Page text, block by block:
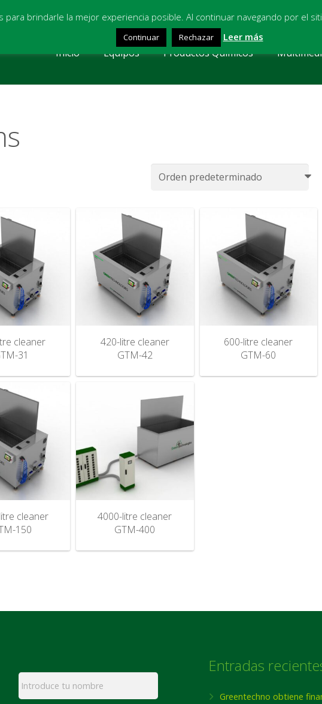
Inicio Equipos Productos Químicos
cleaner
31
420-litre cleaner
GTM-42
600-litre cleaner
GTM-60
cleaner
150
4000-litre cleaner
GTM-400
Nombre * Entradas
Greentechno obtiene
para brindarle la mejor experiencia posible. Al continuar navegando por el
Continuar Rechazar Leer más